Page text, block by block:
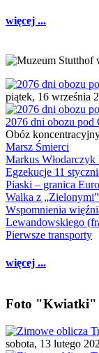
więcej ...
piątek, 16 września
2076 dni obozu pod
Obóz
Marsz Śmierci
Markus
Egzekucje 11
Piaski – granica
Walka z „Zielonymi”
Wspomnienia
Lewandowskiego
Pierwsze transporty
więcej ...
Foto "Kwiatki"
sobota, 13 lutego